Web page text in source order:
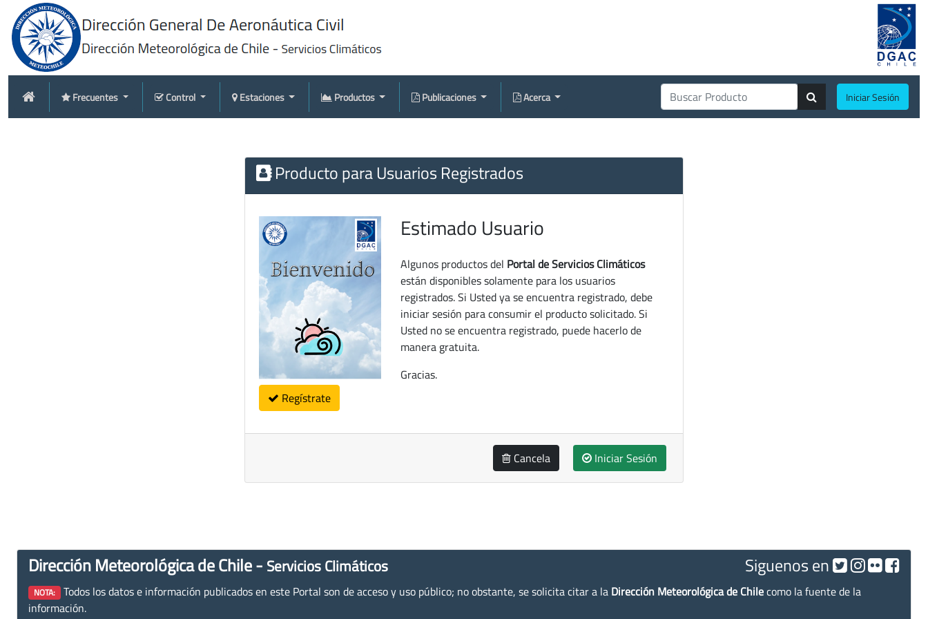
Frecuentes Control Estaciones Productos Publicaciones Acerca Iniciar Sesión
Producto para Usuarios Registrados
Regístrate
Estimado Usuario
Algunos productos del Portal de Servicios Climáticos
están disponibles solamente para los usuarios
registrados. Si Usted ya se encuentra registrado, debe
iniciar sesión para consumir el producto solicitado. Si
Usted no se encuentra registrado, puede hacerlo de
manera gratuita.
Gracias.
Cancela Iniciar Sesión
Dirección Meteorológica de Chile - Servicios Climáticos Siguenos en
NOTA: Todos los datos e información publicados en este Portal son de acceso y uso público; no obstante, se solicita citar a la Dirección Meteorológica de Chilecomo la fuente de la
información.